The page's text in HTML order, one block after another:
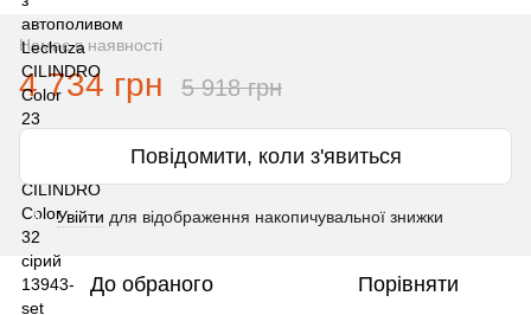
Немає в наявності
4 734 грн 5 918 грн
Повідомити, коли з'явиться
% Увійти для відображення накопичувальної знижки
До обраного Порівняти